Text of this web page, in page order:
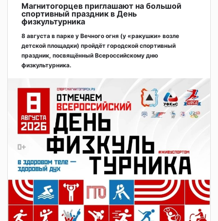
Магнитогорцев приглашают на большой
спортивный праздник в День
физкультурника
8 августа в парке у Вечного огня (у «ракушки» возле
детской площадки) пройдёт городской спортивный
праздник, посвящённый Всероссийскому дню
физкультурника.